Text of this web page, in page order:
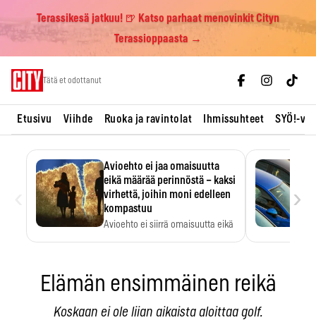
Terassikesä jatkuu! 🍺 Katso parhaat menovinkit Cityn
Terassioppaasta →
Tätä et odottanut
Etusivu Viihde Ruoka ja ravintolat Ihmissuhteet SYÖ!-
Avioehto ei jaa omaisuutta
eikä määrää perinnöstä – kaksi
virhettä, joihin moni edelleen
kompastuu
Avioehto ei siirrä omaisuutta eikä
›
Elämän ensimmäinen reikä
Koskaan ei ole liian aikaista aloittaa golf.